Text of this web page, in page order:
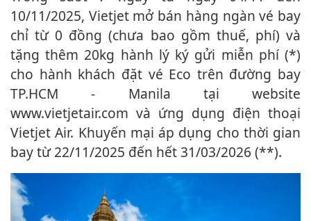
10/11/2025, Vietjet mở bán hàng ngàn vé bay
chỉ từ 0 đồng (chưa bao gồm thuế, phí) và
tặng thêm 20kg hành lý ký gửi miễn phí (*)
cho hành khách đặt vé Eco trên đường bay
TP.HCM - Manila tại website
www.vietjetair.com và ứng dụng điện thoại
Vietjet Air. Khuyến mại áp dụng cho thời gian
bay từ 22/11/2025 đến hết 31/03/2026 (**).